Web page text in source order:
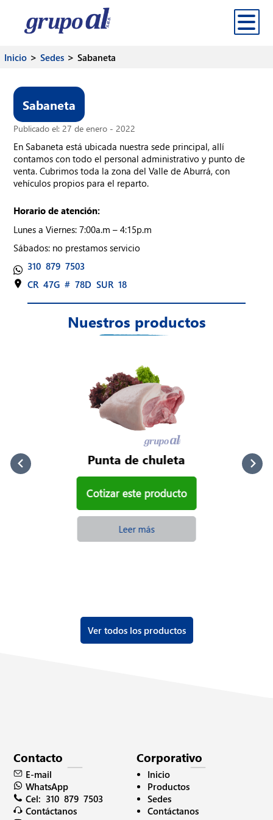
Contáctanos
Corporativo
Inicio > Sedes > Sabaneta
Sabaneta
Publicado el: 27 de enero - 2022
En Sabaneta está ubicada nuestra sede principal, allí
contamos con todo el personal administrativo y punto de
venta. Cubrimos toda la zona del Valle de Aburrá, con
vehículos propios para el reparto.
Horario de atención:
Lunes a Viernes: 7:00a.m – 4:15p.m
Sábados: no prestamos servicio
310 879 7503
CR 47G # 78D SUR 18
Nuestros productos
Punta de chuleta
Cotizar este producto
Leer más
Ver todos los productos
Contacto
E-mail
WhatsApp
Cel: 310 879 7503
Contáctanos
Corporativo
Inicio
Productos
Sedes
Contáctanos